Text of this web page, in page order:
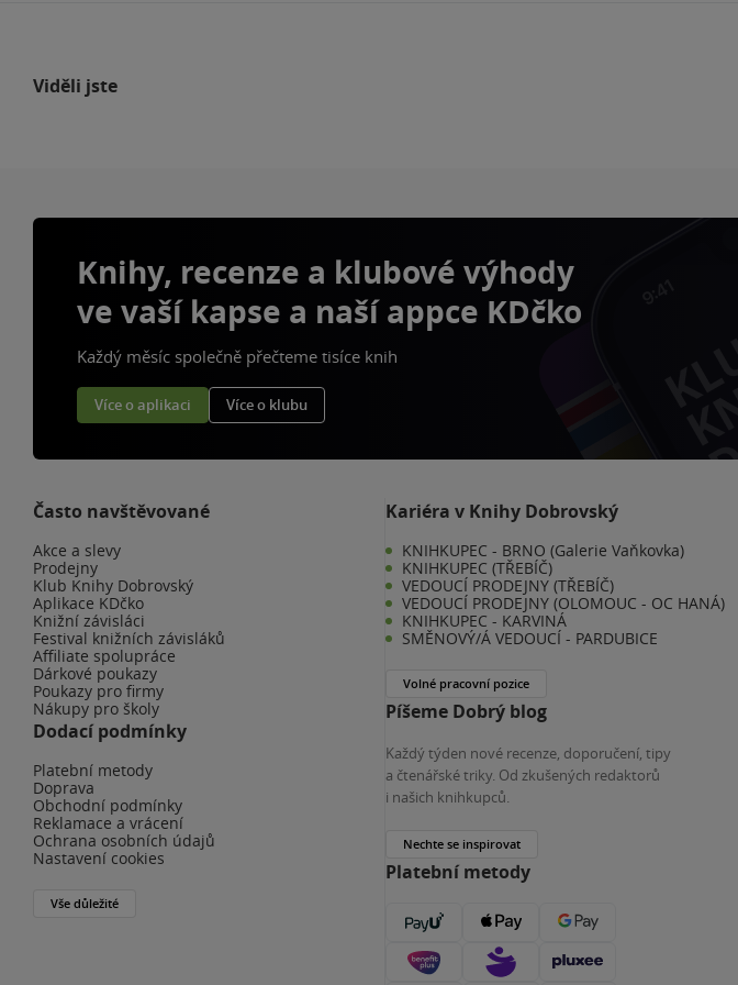
Viděli jste
Knihy, recenze a klubové výhody
ve vaší kapse a naší appce KDčko
Každý měsíc společně přečteme tisíce knih
Více o aplikaci Více o klubu
Často navštěvované
Akce a slevy
Prodejny
Klub Knihy Dobrovský
Aplikace KDčko
Knižní závisláci
Festival knižních závisláků
Affiliate spolupráce
Dárkové poukazy
Poukazy pro firmy
Nákupy pro školy
Dodací podmínky
Platební metody
Doprava
Obchodní podmínky
Reklamace a vrácení
Ochrana osobních údajů
Nastavení cookies
Vše důležité
Kariéra v Knihy Dobrovský
KNIHKUPEC - BRNO (Galerie Vaňkovka)
KNIHKUPEC (TŘEBÍČ)
VEDOUCÍ PRODEJNY (TŘEBÍČ)
VEDOUCÍ PRODEJNY (OLOMOUC - OC HANÁ)
KNIHKUPEC - KARVINÁ
SMĚNOVÝ/Á VEDOUCÍ - PARDUBICE
Volné pracovní pozice
Píšeme Dobrý blog
Každý týden nové recenze, doporučení, tipy
a čtenářské triky. Od zkušených redaktorů
i našich knihkupců.
Nechte se inspirovat
Platební metody